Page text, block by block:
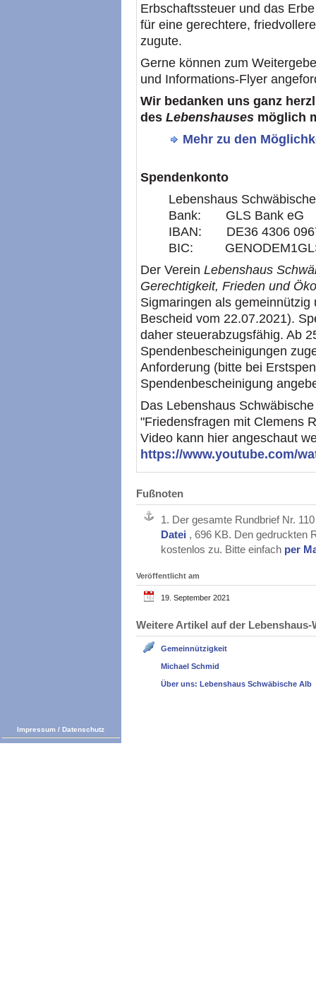
Erbschaftssteuer und das
für eine gerechtere,
zugute.
Gerne können zum
und Informations-Flyer
Wir bedanken uns ganz
des Lebenshauses möglich
Mehr zu den
Spendenkonto
Lebenshaus
Bank: GLS Bank eG
IBAN: DE36 4306
BIC:
Der Verein Lebenshaus
Gerechtigkeit, Frieden und
Sigmaringen als
Bescheid vom 22.07.2021).
daher steuerabzugsfähig. Ab
Spendenbescheinigungen
Anforderung (bitte bei
Spendenbescheinigung
Das Lebenshaus
"Friedensfragen mit Clemens
Video kann hier angeschaut
https://www.youtube.com/
Fußnoten
1. Der gesamte Rundbrief Nr.
Datei , 696 KB. Den gedruckten
kostenlos zu. Bitte einfach per
Veröffentlicht am
19. September 2021
Weitere Artikel auf der
Gemeinnützigkeit
Michael Schmid
Über uns: Lebenshaus Schwäbische Alb
Impressum / Datenschutz